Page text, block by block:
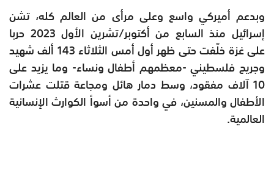
وبدعم أميركي واسع وعلى مرأى من العالم كله، تشن
إسرائيل منذ السابع من أكتوبر/تشرين الأول 2023 حربا
على غزة خلّفت حتى ظهر أول أمس الثلاثاء 143 ألف شهيد
وجريح فلسطيني -معظمهم أطفال ونساء- وما يزيد على
10 آلاف مفقود، وسط دمار هائل ومجاعة قتلت عشرات
الأطفال والمسنين، في واحدة من أسوأ الكوارث الإنسانية
العالمية.